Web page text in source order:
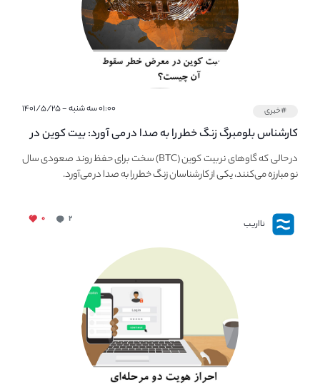
#خبری ۰۱:۰۰ سه شنبه - ۱۴۰۱/۵/۲۵
کارشناس بلومبرگ زنگ خطر را به صدا در می آورد: بیت کوین در
معرض خطر سقوط بزرگ است - دلیل آن چیست؟در حالی که گاوهای نر بیت کوین (BTC) سخت برای حفظ روند صعودی سال
نو مبارزه می‌کنند، یکی از کارشناسان زنگ خطر را به صدا در می‌آورد.
نااریب ۲ ۰